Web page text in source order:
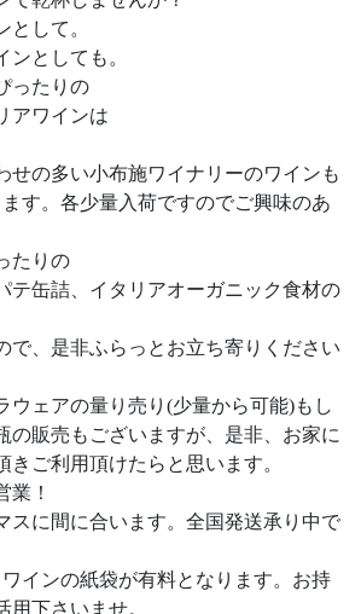
として。
ンとしても。
ったりの
アワインは
せの多い小布施ワイナリーのワインも
す。各少量入荷ですのでご興味のあ
たりの
テ缶詰、イタリアオーガニック食材の
で、是非ふらっとお立ち寄りください
ウェアの量り売り(少量から可能)もし
の販売もございますが、是非、お家に
きご利用頂けたらと思います。
業！
スに間に合います。全国発送承り中で
インの紙袋が有料となります。お持
下さいませ。